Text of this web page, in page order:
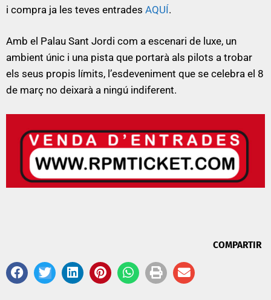
i compra ja les teves entrades AQUÍ.
Amb el Palau Sant Jordi com a escenari de luxe, un
ambient únic i una pista que portarà als pilots a trobar
els seus propis límits, l’esdeveniment que se celebra el 8
de març no deixarà a ningú indiferent.
COMPARTIR